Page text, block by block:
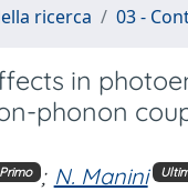
ricerca 03 -
in
phonon
Primo ; N. Manini